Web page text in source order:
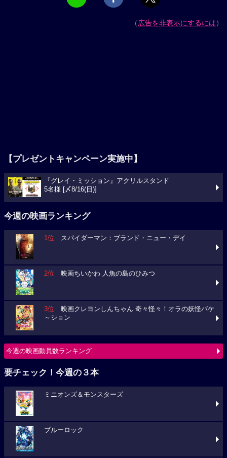
（広告を非表示にするには）
【プレゼントキャンペーン実施中】
『グレイ・ミッション』アクリルスタンド
5名様 [〆8/16(日)]
今週の映画ランキング
1位 スパイダーマン：ブランド・ニュー・デイ
2位 映画ちいかわ 人魚の島のひみつ
3位 映画クレヨンしんちゃん 奇々怪々！オラの妖怪バケ
～ション
今週の映画動員数ランキング
要チェック！今週の３本
ミニオンズ＆モンスターズ
ブルーロック